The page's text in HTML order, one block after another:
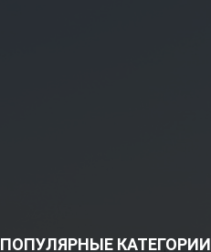
ПОПУЛЯРНЫЕ КАТЕГОРИИ